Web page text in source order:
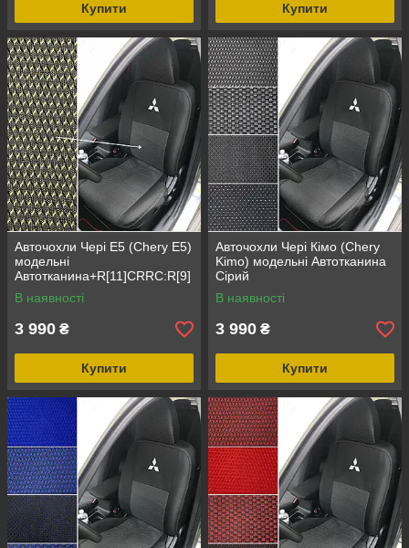
Купити Купити
Авточохли Чері Е5 (Chery E5)
модельні
Автотканина+R[11]CRRC:R[9]
C
В наявності
3 990 ₴
Купити
Авточохли Чері Кімо (Chery
Kimo) модельні Автотканина
Сірий
В наявності
3 990 ₴
Купити